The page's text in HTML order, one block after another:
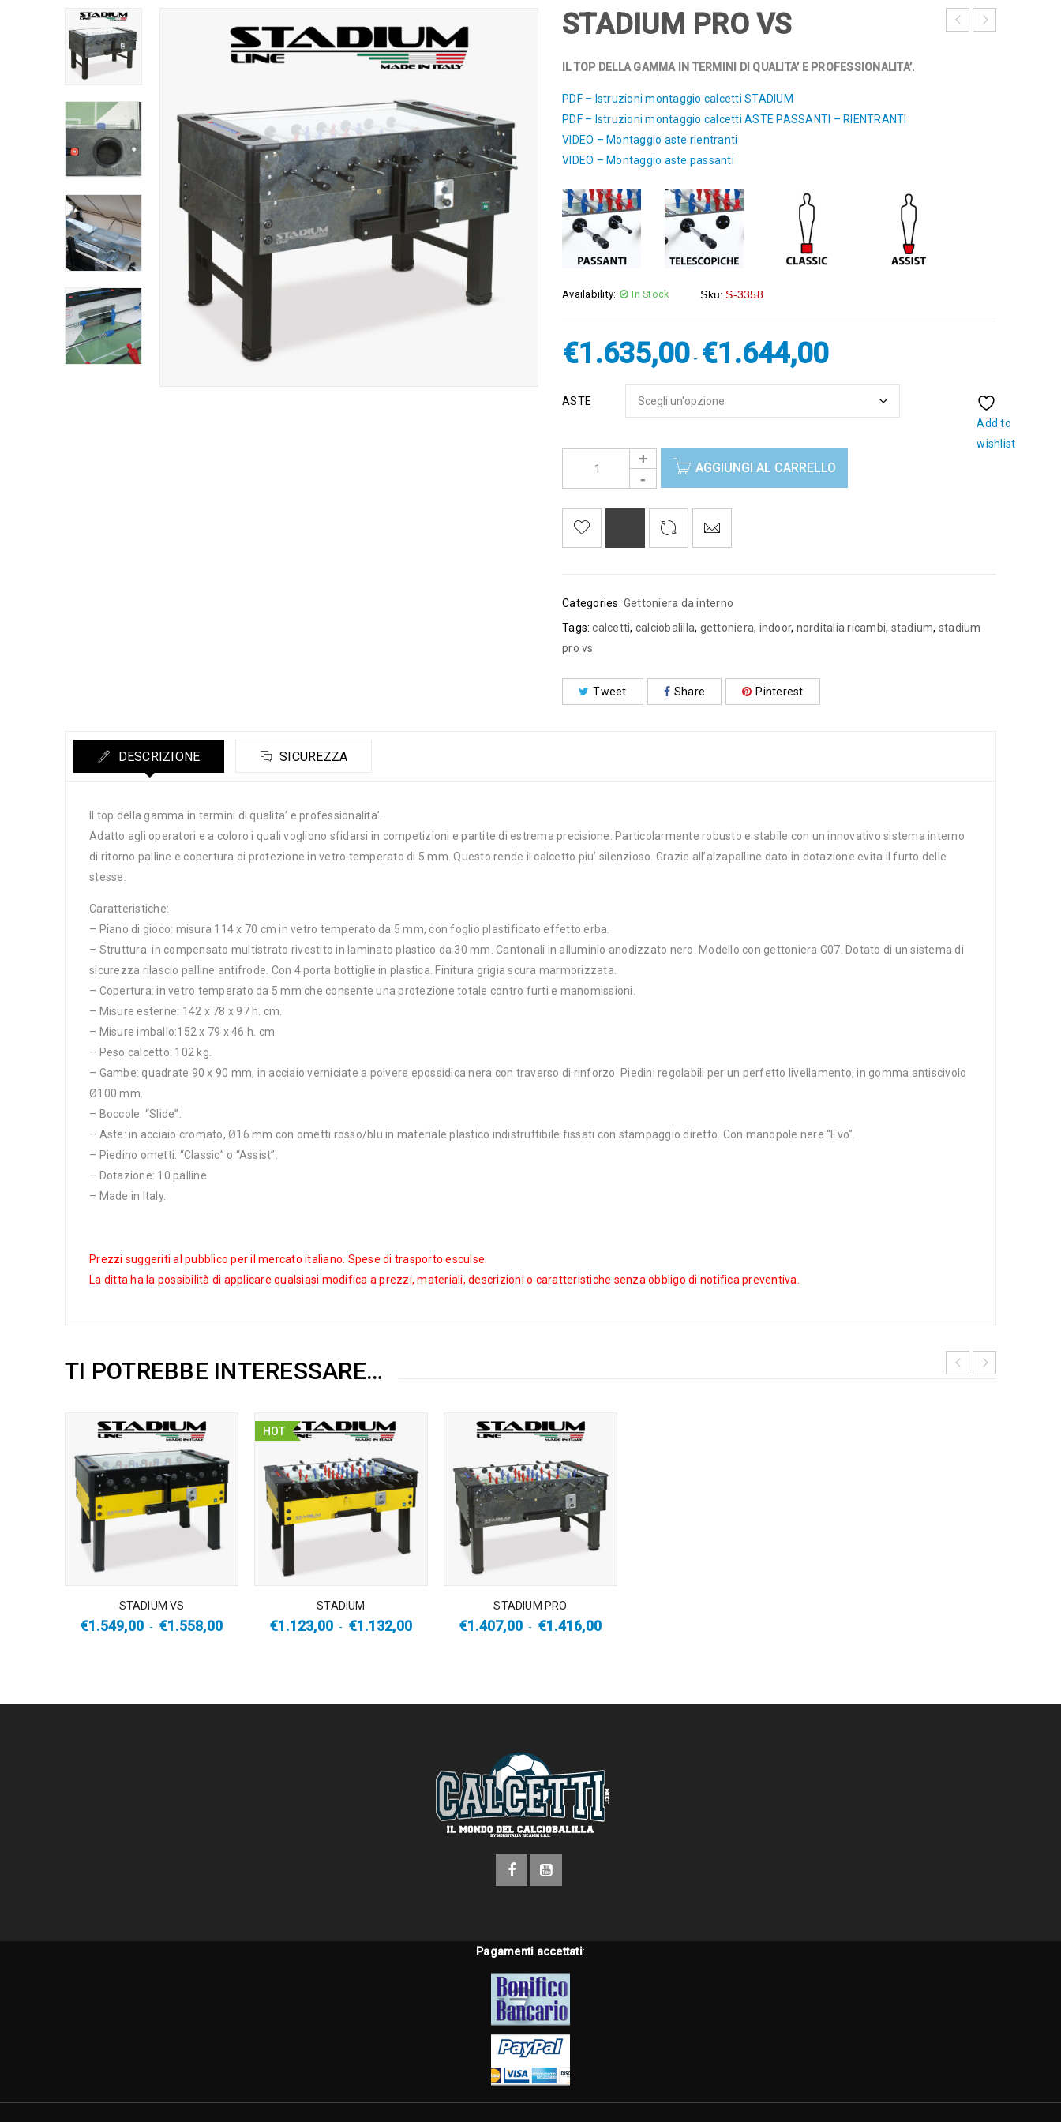
STADIUM PRO VS
IL TOP DELLA GAMMA IN TERMINI DI QUALITA’ E PROFESSIONALITA’.
PDF – Istruzioni montaggio calcetti STADIUM
PDF – Istruzioni montaggio calcetti ASTE PASSANTI – RIENTRANTI
VIDEO – Montaggio aste rientranti
VIDEO – Montaggio aste passanti
Availability: In Stock Sku: S-3358
€1.635,00 - €1.644,00
ASTE
AGGIUNGI AL CARRELLO
Add to
wishlist
Categories: Gettoniera da interno
Tags: calcetti, calciobalilla, gettoniera, indoor, norditalia ricambi, stadium, stadium
pro vs
Tweet Share Pinterest
DESCRIZIONE SICUREZZA
Il top della gamma in termini di qualita’ e professionalita’.
Adatto agli operatori e a coloro i quali vogliono sfidarsi in competizioni e partite di estrema precisione. Particolarmente robusto e stabile con un innovativo sistema interno
di ritorno palline e copertura di protezione in vetro temperato di 5 mm. Questo rende il calcetto piu’ silenzioso. Grazie all’alzapalline dato in dotazione evita il furto delle
stesse.
Caratteristiche:
– Piano di gioco: misura 114 x 70 cm in vetro temperato da 5 mm, con foglio plastificato effetto erba.
– Struttura: in compensato multistrato rivestito in laminato plastico da 30 mm. Cantonali in alluminio anodizzato nero. Modello con gettoniera G07. Dotato di un sistema di
sicurezza rilascio palline antifrode. Con 4 porta bottiglie in plastica. Finitura grigia scura marmorizzata.
– Copertura: in vetro temperato da 5 mm che consente una protezione totale contro furti e manomissioni.
– Misure esterne: 142 x 78 x 97 h. cm.
– Misure imballo:152 x 79 x 46 h. cm.
– Peso calcetto: 102 kg.
– Gambe: quadrate 90 x 90 mm, in acciaio verniciate a polvere epossidica nera con traverso di rinforzo. Piedini regolabili per un perfetto livellamento, in gomma antiscivolo
Ø100 mm.
– Boccole: “Slide”.
– Aste: in acciaio cromato, Ø16 mm con ometti rosso/blu in materiale plastico indistruttibile fissati con stampaggio diretto. Con manopole nere “Evo”.
– Piedino ometti: “Classic” o “Assist”.
– Dotazione: 10 palline.
– Made in Italy.
Prezzi suggeriti al pubblico per il mercato italiano. Spese di trasporto esculse.
La ditta ha la possibilità di applicare qualsiasi modifica a prezzi, materiali, descrizioni o caratteristiche senza obbligo di notifica preventiva.
TI POTREBBE INTERESSARE…
STADIUM VS
€1.549,00 - €1.558,00
HOT
STADIUM
€1.123,00 - €1.132,00
STADIUM PRO
€1.407,00 - €1.416,00
Pagamenti accettati: